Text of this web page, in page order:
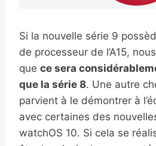
Si la nouvelle série 9
de processeur de l’A15,
que ce sera
que la série 8. Une autre
parvient à le démontrer à
avec certaines des
watchOS 10. Si cela se